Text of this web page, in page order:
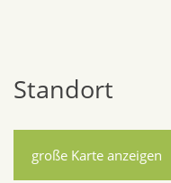
Standort
große Karte anzeigen